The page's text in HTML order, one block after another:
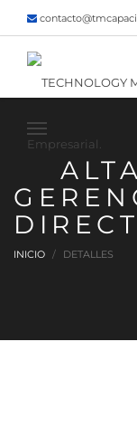
55 47 60 80 49
Inicio ¿Quiénes
¡Siguenos!
ALTA
INICIO DETALLES